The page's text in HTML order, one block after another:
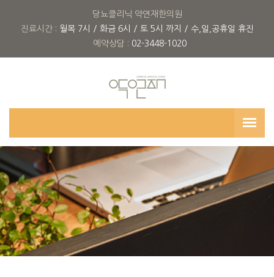
당뇨클리닉 약연재한의원
진료시간 : 월목 7시 / 화금 6시 / 토 5시 까지 / 수,일,공휴일 휴진
예약상담 : 02-3448-1020